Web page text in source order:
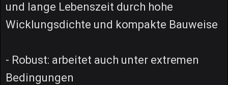
und lange Lebenszeit durch hohe
Wicklungsdichte und kompakte Bauweise
- Robust: arbeitet auch unter extremen
Bedingungen